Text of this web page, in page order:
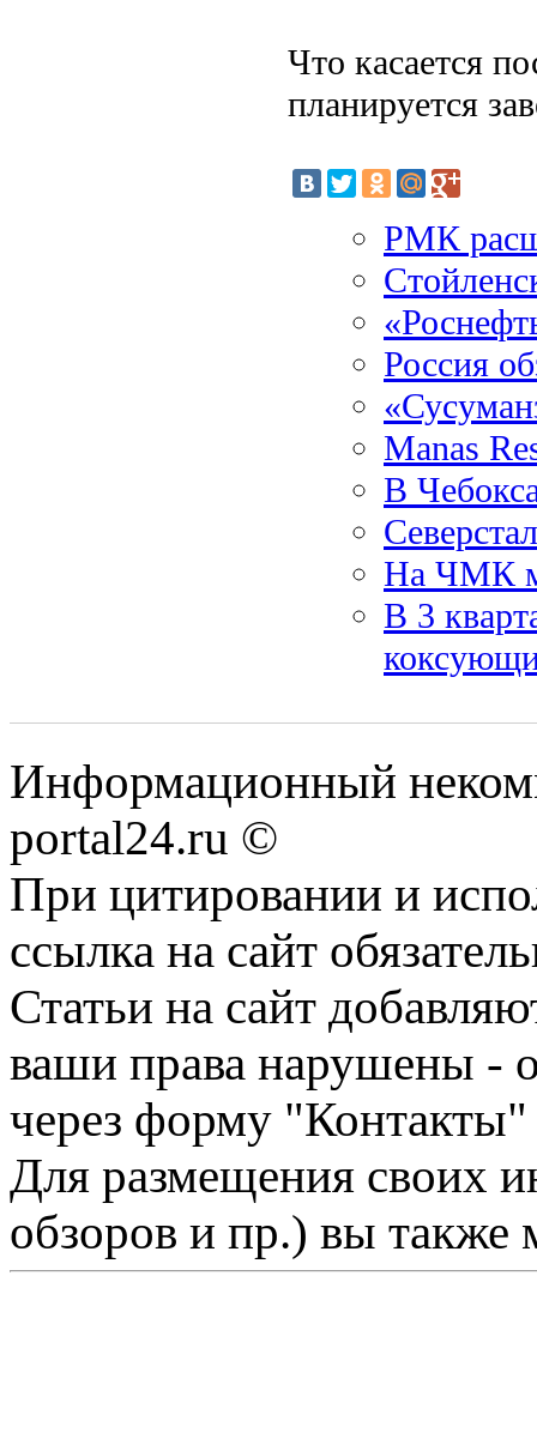
Что касается
планируется
РМК
Россия
Manas
В
На ЧМК
В 3
Информационный
portal24.ru ©
При цитировании и
ссылка на сайт
Статьи на сайт
ваши права нарушены -
через форму "Контакты"
Для размещения своих
обзоров и пр.) вы также